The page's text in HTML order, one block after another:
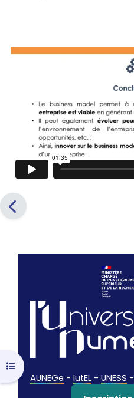
Ouvrir l’index du cours
AUNEGe - IutEL - UNESS -